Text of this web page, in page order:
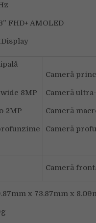
FHD+ AMOLED
8MP
2MP
Cameră
Cameră
Cameră
Cameră
Cameră
x 73.87mm x